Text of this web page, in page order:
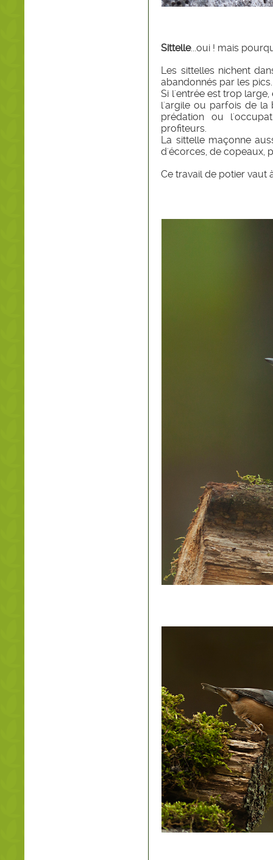
Sittelle...oui ! mais
Les sittelles nichent
abandonnés par les pics.
Si l'entrée est trop
l'argile ou parfois de la
prédation ou
profiteurs.
La sittelle maçonne
d'écorces, de copeaux,
Ce travail de potier vaut